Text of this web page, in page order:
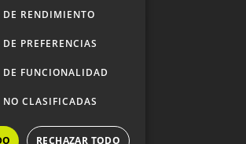
DE RENDIMIENTO
PREFERENCIAS
DE FUNCIONALIDAD
NO CLASIFICADAS
RECHAZAR TODO